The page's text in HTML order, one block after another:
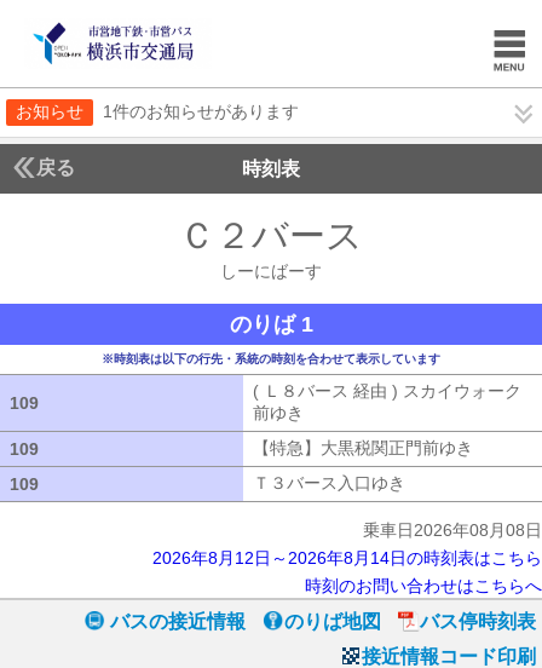
お知らせ 1件のお知らせがあります
戻る 時刻表
Ｃ２バース
しーにばーす
のりば 1
※時刻表は以下の行先・系統の時刻を合わせて表示しています
109
( Ｌ８バース 経由 ) スカイウォーク
前ゆき
109
【特急】大黒税関正門前ゆき
109
Ｔ３バース入口ゆき
乗車日2026年08月08日
2026年8月12日～2026年8月14日の時刻表はこちら
時刻のお問い合わせはこちらへ
バスの接近情報 のりば地図
バス停時刻表
接近情報コード印刷